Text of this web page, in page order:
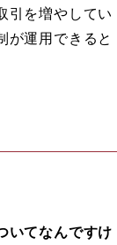
引を増やしてい
が運用できると
いてなんですけ